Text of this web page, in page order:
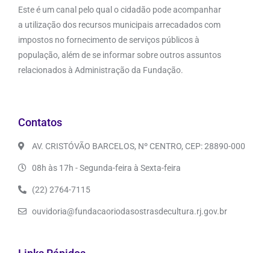
Este é um canal pelo qual o cidadão pode acompanhar
a utilização dos recursos municipais arrecadados com
impostos no fornecimento de serviços públicos à
população, além de se informar sobre outros assuntos
relacionados à Administração da Fundação.
Contatos
AV. CRISTÓVÃO BARCELOS, Nº CENTRO, CEP: 28890-000
08h às 17h - Segunda-feira à Sexta-feira
(22) 2764-7115
ouvidoria@fundacaoriodasostrasdecultura.rj.gov.br